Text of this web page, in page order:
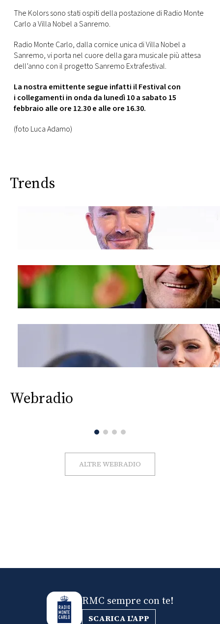
The Kolors sono stati ospiti della postazione di Radio Monte
Carlo a Villa Nobel a Sanremo.
Radio Monte Carlo, dalla cornice unica di Villa Nobel a
Sanremo, vi porta nel cuore della gara musicale più attesa
dell’anno con il progetto Sanremo Extrafestival.
La nostra emittente segue infatti il Festivalcon
i collegamenti in onda da lunedì 10 a sabato 15
febbraio alle ore 12.30 e alle ore 16.30.
(foto Luca Adamo)
Trends
Webradio
ALTRE WEBRADIO
RMC sempre con te!
SCARICA L'APP